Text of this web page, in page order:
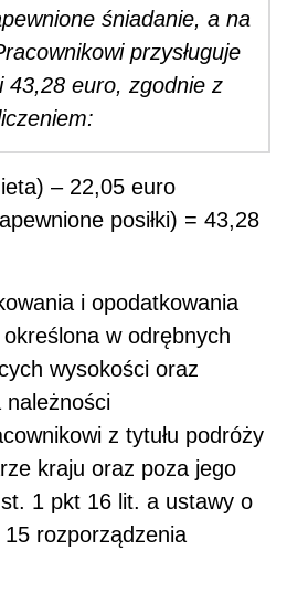
śniadanie, a na
przysługuje
43,28 euro, zgodnie z
– 22,05 euro
posiłki) = 43,28
i opodatkowania
w odrębnych
wysokości oraz
należności
z tytułu podróży
kraju oraz poza jego
1 pkt 16 lit. a ustawy o
rozporządzenia